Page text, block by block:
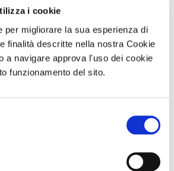
i cookie
per migliorare la sua esperienza di
finalità descritte nella nostra Cookie
a navigare approva l'uso dei cookie
funzionamento del sito.
Musei Civici.
erano a Venezia pregiati, anche
era l'industria di moda e abbigliamento,
raffinata, e anche estrosa. In
di Palazzo Mocenigo, Centro Studi di